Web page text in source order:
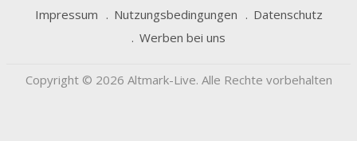
Impressum Nutzungsbedingungen
Datenschutz
Werben bei uns
Copyright © 2026 Altmark-Live. Alle Rechte vorbehalten